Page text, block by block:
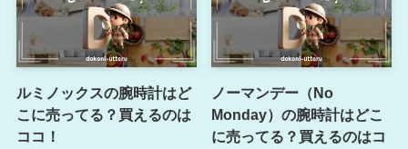
ルミノックスの腕時計はど
こに売ってる？買えるのは
ココ！
ノーマンデー（No
Monday）の腕時計はどこ
に売ってる？買えるのはコ